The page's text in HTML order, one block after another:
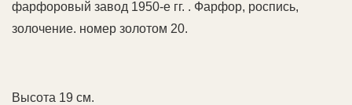
фарфоровый завод 1950-е гг. . Фарфор, роспись,
золочение. номер золотом 20.
Высота 19 см.